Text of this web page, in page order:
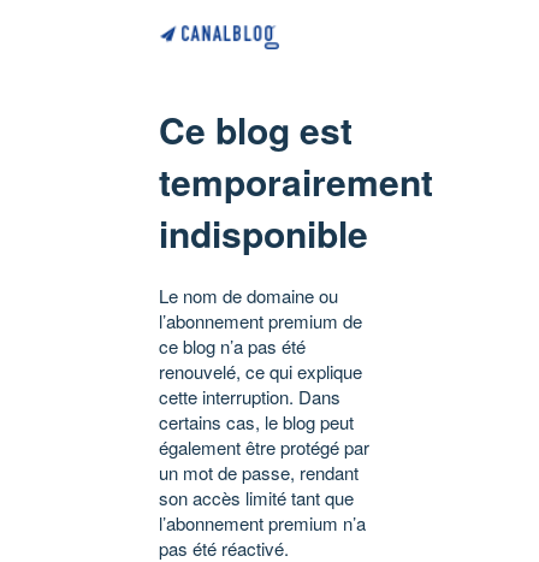
Ce blog est
temporairement
indisponible
Le nom de domaine ou
l’abonnement premium de
ce blog n’a pas été
renouvelé, ce qui explique
cette interruption. Dans
certains cas, le blog peut
également être protégé par
un mot de passe, rendant
son accès limité tant que
l’abonnement premium n’a
pas été réactivé.